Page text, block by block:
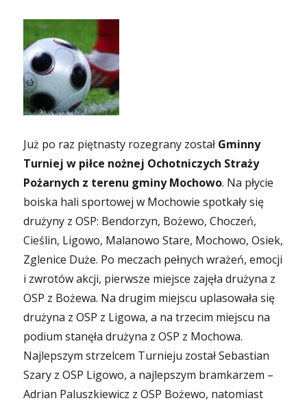
Już po raz piętnasty rozegrany został Gminny
Turniej w piłce nożnej Ochotniczych Straży
Pożarnych z terenu gminy Mochowo. Na płycie
boiska hali sportowej w Mochowie spotkały się
drużyny z OSP: Bendorzyn, Bożewo, Choczeń,
Cieślin, Ligowo, Malanowo Stare, Mochowo, Osiek,
Zglenice Duże. Po meczach pełnych wrażeń, emocji
i zwrotów akcji, pierwsze miejsce zajęła drużyna z
OSP z Bożewa. Na drugim miejscu uplasowała się
drużyna z OSP z Ligowa, a na trzecim miejscu na
podium stanęła drużyna z OSP z Mochowa.
Najlepszym strzelcem Turnieju został Sebastian
Szary z OSP Ligowo, a najlepszym bramkarzem –
Adrian Paluszkiewicz z OSP Bożewo, natomiast